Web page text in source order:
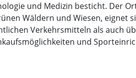
und Medizin besticht. Der
Wäldern und Wiesen,
Verkehrsmitteln als auch
und